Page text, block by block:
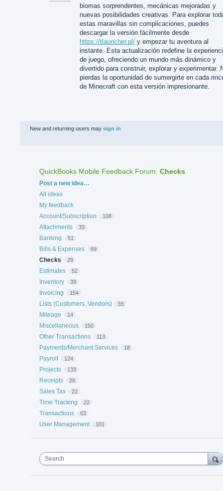
biomas sorprendentes, mecánicas mejoradas y
nuevas posibilidades creativas. Para explorar
estas maravillas sin complicaciones, puedes
descargar la versión fácilmente desde
https://tlauncher.pl/ y empezar tu aventura al
instante. Esta actualización redefine la
de juego, ofreciendo un mundo más dinámico y
divertido para construir, explorar y experimentar.
pierdas la oportunidad de sumergirte en cada
de Minecraft con esta versión impresionante.
New and returning users may sign in
QuickBooks Mobile Feedback Forum: Checks
Categories
Post a new idea…
All ideas
My feedback
Account/Subscription
108
Attachments 33
Banking 51
Bills & Expenses 69
Checks 29
Estimates 52
Inventory 39
Invoicing 154
Lists (Customers, Vendors) 55
Mileage 14
Miscellaneous 150
Other Transactions 113
Payments/Merchant Services 18
Payroll 124
Projects 133
Receipts 26
Sales Tax 22
Time Tracking 22
Transactions 63
User Management 101
Search